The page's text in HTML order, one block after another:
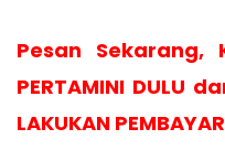
Pesan Sekarang,
PERTAMINI DULU
LAKUKAN